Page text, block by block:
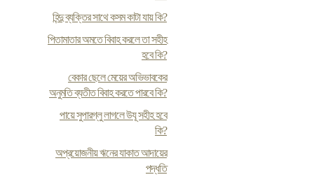
হিন্দু ব্যক্তির সাথে কসম কাটা যায় কি?
পিতামাতার অমতে বিবাহ করলে তা সহীহ
হবে কি?
বেকার ছেলে মেয়ের অভিভাবকের
অনুমতি ব্যতীত বিবাহ করতে পারবে কি?
পায়ে সুপারগ্লু লাগলে উযূ সহীহ হবে
কি?
অপ্রয়োজনীয় ঋনের যাকাত আদায়ের
পদ্ধতি